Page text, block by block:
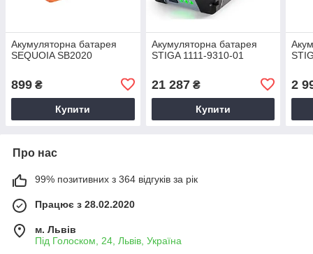
Акумуляторна батарея
SEQUOIA SB2020
899 ₴
Купити
Акумуляторна батарея
STIGA 1111-9310-01
21 287₴
Купити
2
Про нас
99% позитивних з 364 відгуків за рік
Працює з 28.02.2020
м. Львів
Під Голоском, 24, Львів, Україна